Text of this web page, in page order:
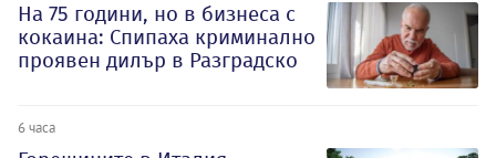
На 75 години, но в бизнеса с
кокаина: Спипаха криминално
проявен дилър в Разградско
6 часа